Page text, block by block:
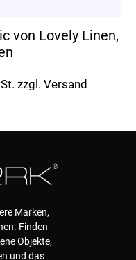
von Lovely Linen,
zzgl. Versand
Marken,
Finden
Objekte,
und das